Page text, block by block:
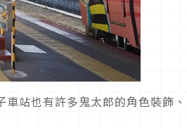
站也有許多鬼太郎的角色裝飾、